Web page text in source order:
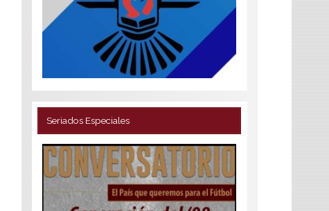
Seriados Especiales